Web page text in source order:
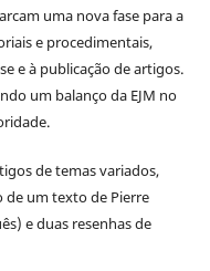
uma nova fase para a
e procedimentais,
e à publicação de artigos.
um balanço da EJM no
de temas variados,
de um texto de Pierre
e duas resenhas de